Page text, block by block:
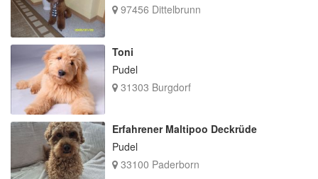
97456 Dittelbrunn
Toni
Pudel
31303 Burgdorf
Erfahrener Maltipoo Deckrüde
Pudel
33100 Paderborn